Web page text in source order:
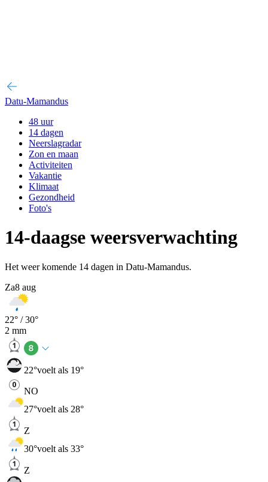
Datu-Mamandus
48 uur
14 dagen
Neerslagradar
Zon en maan
Activiteiten
Vakantie
Klimaat
Gezondheid
Foto's
14-daagse weersverwachting
Het weer komende 14 dagen in Datu-Mamandus.
Za8 aug
22° /30°
2 mm
22°voelt als 19°
NO
27°voelt als 28°
Z
30°voelt als 33°
Z